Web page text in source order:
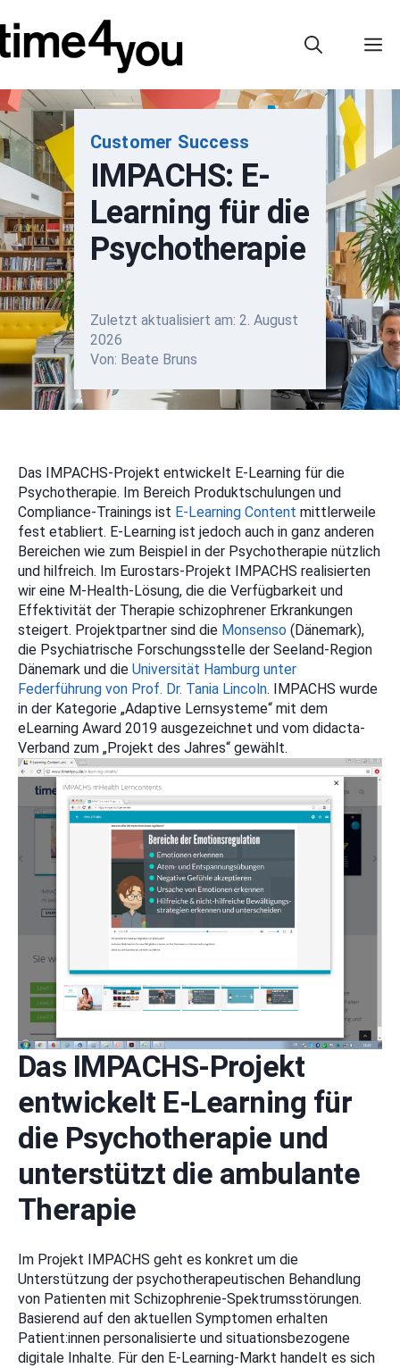
Inhalt
springen
Customer Success
IMPACHS: E-
Learning für die
Psychotherapie
Zuletzt aktualisiert am: 2. August
2026
Von: Beate Bruns
Das IMPACHS-Projekt entwickelt E-Learning für die
Psychotherapie. Im Bereich Produktschulungen und
Compliance-Trainings ist E-Learning Content mittlerweile
fest etabliert. E-Learning ist jedoch auch in ganz anderen
Bereichen wie zum Beispiel in der Psychotherapie nützlich
und hilfreich. Im Eurostars-Projekt IMPACHS realisierten
wir eine M-Health-Lösung, die die Verfügbarkeit und
Effektivität der Therapie schizophrener Erkrankungen
steigert. Projektpartner sind die Monsenso (Dänemark),
die Psychiatrische Forschungsstelle der Seeland-Region
Dänemark und die Universität Hamburg unter
Federführung von Prof. Dr. Tania Lincoln. IMPACHS wurde
in der Kategorie „Adaptive Lernsysteme“ mit dem
eLearning Award 2019 ausgezeichnet und vom didacta-
Verband zum „Projekt des Jahres“ gewählt.
Das IMPACHS-Projekt
entwickelt E-Learning für
die Psychotherapie und
unterstützt die ambulante
Therapie
Im Projekt IMPACHS geht es konkret um die
Unterstützung der psychotherapeutischen Behandlung
von Patienten mit Schizophrenie-Spektrumsstörungen.
Basierend auf den aktuellen Symptomen erhalten
Patient:innen personalisierte und situationsbezogene
digitale Inhalte. Für den E-Learning-Markt handelt es sich